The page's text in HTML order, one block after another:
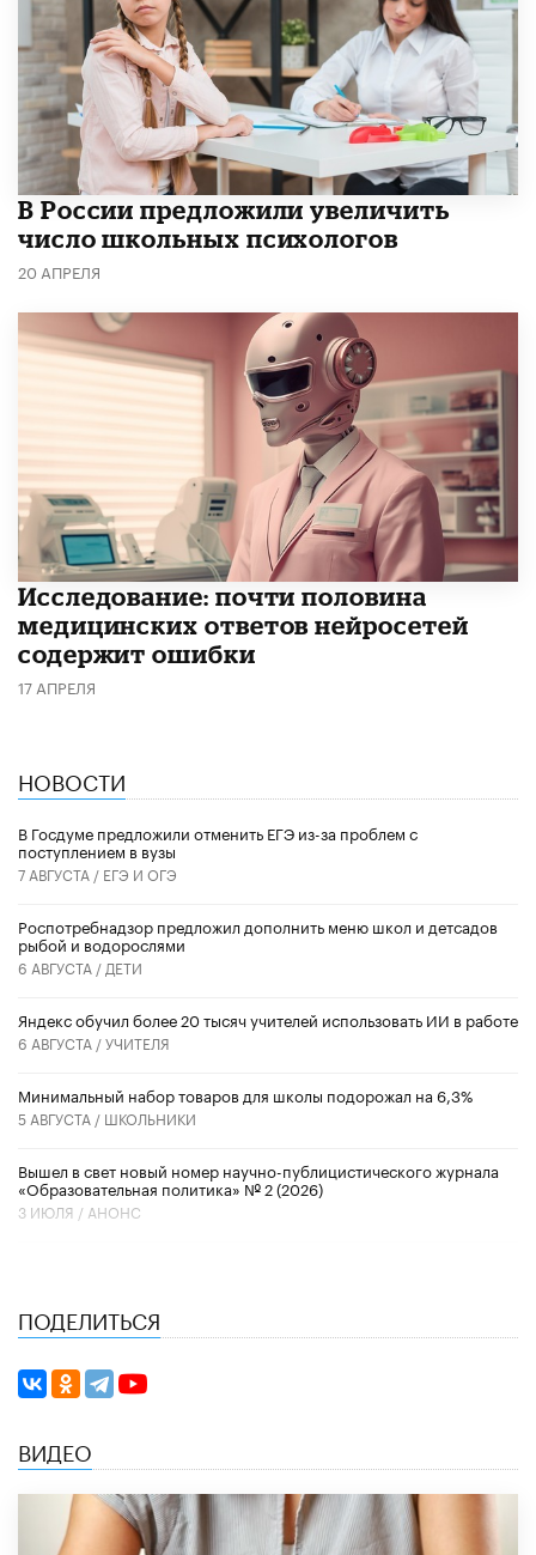
В России предложили увеличить
число школьных психологов
20 АПРЕЛЯ
Исследование: почти половина
медицинских ответов нейросетей
содержит ошибки
17 АПРЕЛЯ
НОВОСТИ
В Госдуме предложили отменить ЕГЭ из-за проблем с
поступлением в вузы
7 АВГУСТА / ЕГЭ И ОГЭ
Роспотребнадзор предложил дополнить меню школ и детсадов
рыбой и водорослями
6 АВГУСТА / ДЕТИ
​Яндекс обучил более 20 тысяч учителей использовать ИИ в работе
6 АВГУСТА /УЧИТЕЛЯ
Минимальный набор товаров для школы подорожал на 6,3%
5 АВГУСТА / ШКОЛЬНИКИ
Вышел в свет новый номер научно-публицистического журнала
«Образовательная политика» № 2 (2026)
3 ИЮЛЯ / АНОНС
ПОДЕЛИТЬСЯ
ВИДЕО